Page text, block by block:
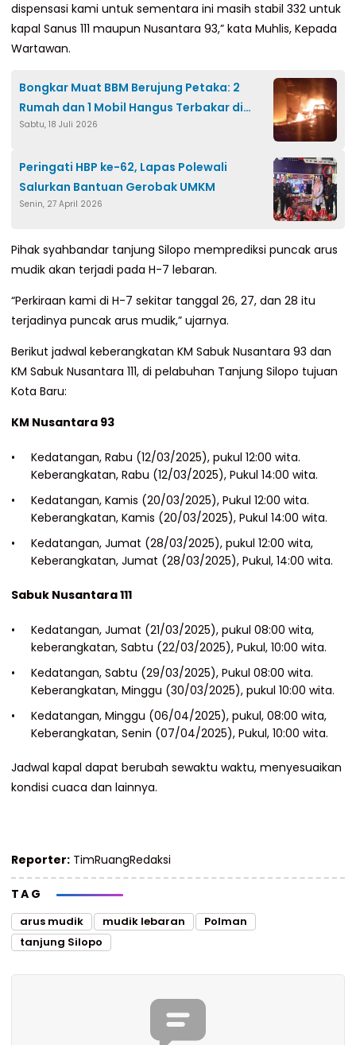
dispensasi kami untuk sementara ini masih stabil 332 untuk
kapal Sanus 111 maupun Nusantara 93,” kata Muhlis, Kepada
Wartawan.
Bongkar Muat BBM Berujung Petaka: 2
Rumah dan 1 Mobil Hangus Terbakar di
Dekat SPBU Sarampu Polman
Sabtu, 18 Juli 2026
Peringati HBP ke-62, Lapas Polewali
Salurkan Bantuan Gerobak UMKM
Senin, 27 April 2026
Pihak syahbandar tanjung Silopo memprediksi puncak arus
mudik akan terjadi pada H-7 lebaran.
“Perkiraan kami di H-7 sekitar tanggal 26, 27, dan 28 itu
terjadinya puncak arus mudik,” ujarnya.
Berikut jadwal keberangkatan KM Sabuk Nusantara 93 dan
KM Sabuk Nusantara 111, di pelabuhan Tanjung Silopo tujuan
Kota Baru:
KM Nusantara 93
Kedatangan, Rabu (12/03/2025), pukul 12:00 wita.
Keberangkatan, Rabu (12/03/2025), Pukul 14:00 wita.
Kedatangan, Kamis (20/03/2025), Pukul 12:00 wita.
Keberangkatan, Kamis (20/03/2025), Pukul 14:00 wita.
Kedatangan, Jumat (28/03/2025), pukul 12:00 wita,
Keberangkatan, Jumat (28/03/2025), Pukul, 14:00 wita.
Sabuk Nusantara 111
Kedatangan, Jumat (21/03/2025), pukul 08:00 wita,
keberangkatan, Sabtu (22/03/2025), Pukul, 10:00 wita.
Kedatangan, Sabtu (29/03/2025), Pukul 08:00 wita.
Keberangkatan, Minggu (30/03/2025), pukul 10:00 wita.
Kedatangan, Minggu (06/04/2025), pukul, 08:00 wita,
Keberangkatan, Senin (07/04/2025), Pukul, 10:00 wita.
Jadwal kapal dapat berubah sewaktu waktu, menyesuaikan
kondisi cuaca dan lainnya.
Reporter: TimRuangRedaksi
TAG
arus mudik mudik lebaran
Polman
tanjung Silopo